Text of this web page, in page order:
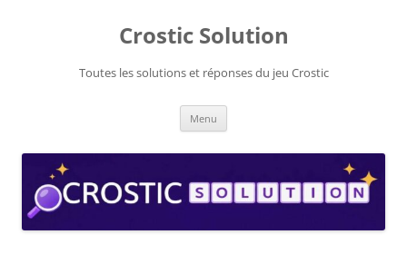
Crostic Solution
Toutes les solutions et réponses du jeu Crostic
Menu